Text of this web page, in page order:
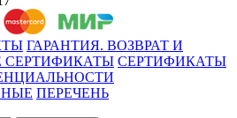
ГАРАНТИЯ. ВОЗВРАТ И
СЕРТИФИКАТЫ СЕРТИФИКАТЫ
ПЕРЕЧЕНЬ